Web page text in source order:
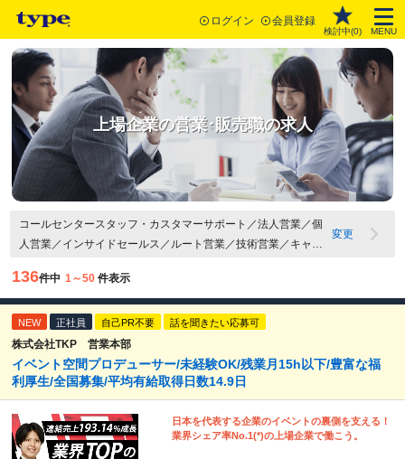
ログイン 会員登録
検討中(0) MENU
上場企業の営業･販売職の求人
コールセンタースタッフ・カスタマーサポート／法人営業／個
人営業／インサイドセールス／ルート営業／技術営業／キャリ
マネージャー／その他営業職／接客・販売（アパレル・雑貨・
コスメなど）／接客・販売（飲食）／スーパーバイザー・エリ
アマネージャー・店長／店舗開発／その他 販売員・サービスス
タッフ関連職／上場企業
変更
136件中 1～50 件表示
NEW 正社員 自己PR不要 話を聞きたい応募可
株式会社TKP 営業本部
イベント空間プロデューサー/未経験OK/残業月15h以下/豊富な福
利厚生/全国募集/平均有給取得日数14.9日
日本を代表する企業のイベントの裏側を支える！
業界シェア率No.1(*)の上場企業で働こう。